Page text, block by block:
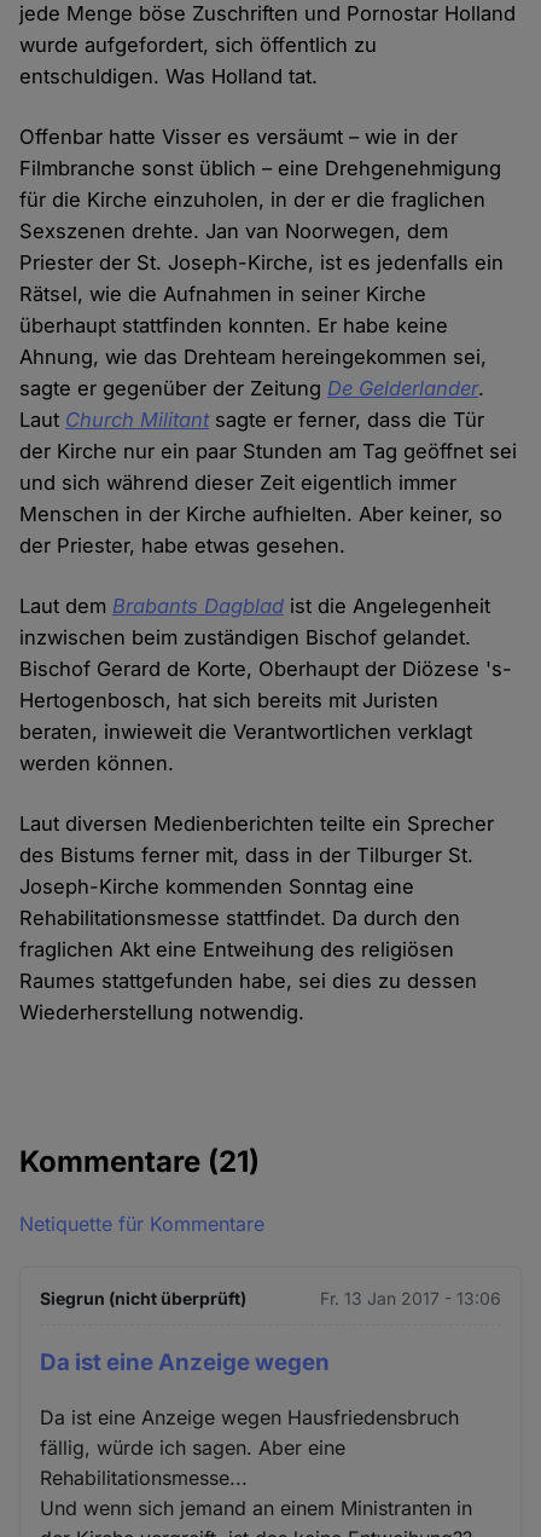
jede Menge böse Zuschriften und Pornostar Holland
wurde aufgefordert, sich öffentlich zu
entschuldigen. Was Holland tat.
Offenbar hatte Visser es versäumt – wie in der
Filmbranche sonst üblich – eine Drehgenehmigung
für die Kirche einzuholen, in der er die fraglichen
Sexszenen drehte. Jan van Noorwegen, dem
Priester der St. Joseph-Kirche, ist es jedenfalls ein
Rätsel, wie die Aufnahmen in seiner Kirche
überhaupt stattfinden konnten. Er habe keine
Ahnung, wie das Drehteam hereingekommen sei,
sagte er gegenüber der Zeitung De Gelderlander.
Laut Church Militantsagte er ferner, dass die Tür
der Kirche nur ein paar Stunden am Tag geöffnet sei
und sich während dieser Zeit eigentlich immer
Menschen in der Kirche aufhielten. Aber keiner, so
der Priester, habe etwas gesehen.
Laut dem Brabants Dagblad ist die Angelegenheit
inzwischen beim zuständigen Bischof gelandet.
Bischof Gerard de Korte, Oberhaupt der Diözese 's-
Hertogenbosch, hat sich bereits mit Juristen
beraten, inwieweit die Verantwortlichen verklagt
werden können.
Laut diversen Medienberichten teilte ein Sprecher
des Bistums ferner mit, dass in der Tilburger St.
Joseph-Kirche kommenden Sonntag eine
Rehabilitationsmesse stattfindet. Da durch den
fraglichen Akt eine Entweihung des religiösen
Raumes stattgefunden habe, sei dies zu dessen
Wiederherstellung notwendig.
Kommentare (21)
Netiquette für Kommentare
Siegrun (nicht überprüft) Fr. 13 Jan 2017 - 13:06
Da ist eine Anzeige wegen
Da ist eine Anzeige wegen Hausfriedensbruch
fällig, würde ich sagen. Aber eine
Rehabilitationsmesse...
Und wenn sich jemand an einem Ministranten in